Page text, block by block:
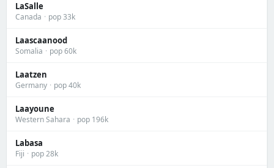
LaSalle
Canada · pop 33k
Laascaanood
Somalia · pop 60k
Laatzen
Germany · pop 40k
Laayoune
Western Sahara · pop 196k
Labasa
Fiji · pop 28k